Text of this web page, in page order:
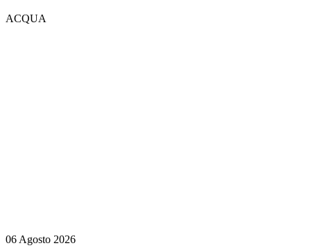
ACQUA
06 Agosto 2026